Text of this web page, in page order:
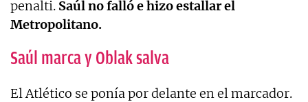
penalti. Saúl no falló e hizo estallar el
Metropolitano.
Saúl marca y Oblak salva
El Atlético se ponía por delante en el marcador.